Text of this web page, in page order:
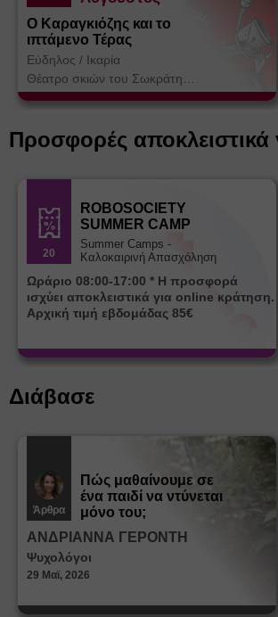
Ο Καραγκιόζης και το
ιπτάμενο Τέρας
Εύδηλος / Ικαρία
Θέατρο σκιών του Σωκράτη
Κοτσορέ
Προσφορές αποκλειστικά
20
ROBOSOCIETY
SUMMER CAMP
Summer Camps -
Καλοκαιρινή Απασχόληση
Ωράριο 08:00-17:00 * Η προσφορά
ισχύει αποκλειστικά για online κράτηση.
Αρχική τιμή εβδομάδας 85€
Διάβασε
Άρθρα
Πώς μαθαίνουμε σε
ένα παιδί να ντύνεται
μόνο του;
ΑΝΔΡΙΑΝΝΑ ΓΕΡΟΝΤΗ
Ψυχολόγοι
29 Μαϊ, 2026